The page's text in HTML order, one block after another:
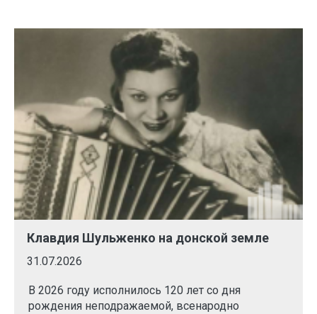
Клавдия Шульженко на донской земле
31.07.2026
В 2026 году исполнилось 120 лет со дня
рождения неподражаемой, всенародно